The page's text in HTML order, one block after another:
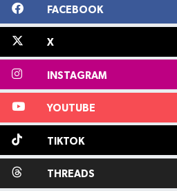
FACEBOOK
X
INSTAGRAM
YOUTUBE
TIKTOK
THREADS